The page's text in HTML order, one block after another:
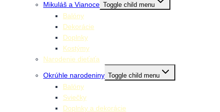
Mikuláš a Vianoce Toggle child menu
Balóny
Dekorácie
Doplnky
Kostýmy
Narodenie dieťaťa
Okrúhle narodeniny Toggle child menu
Balóny
Sviečky
Doplnky a dekorácie